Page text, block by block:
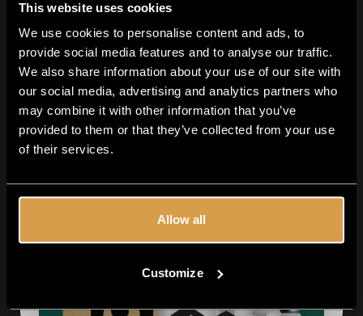
This website uses cookies
We use cookies to personalise content and ads, to
provide social media features and to analyse our traffic.
We also share information about your use of our site with
our social media, advertising and analytics partners who
may combine it with other information that you’ve
provided to them or that they’ve collected from your use
of their services.
Allow all
Customize
Mixed Box 12 Beers
8000 0